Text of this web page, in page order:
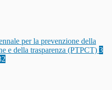
per la prevenzione della
e della trasparenza (PTPCT) 3